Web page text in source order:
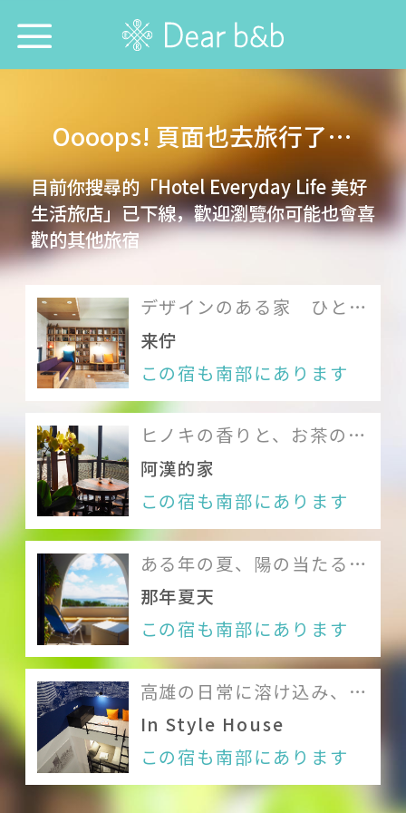
防疫優良店
誰と行きたい？
どこに行きたい？
今週の特集
言語を選ぶ： 中文 English 日本語
Dear b&bについて
メンバー
利用規約
Like us on Facebook
Follow us on Instagram
Oooops! 頁面也去旅行了…
目前你搜尋的「Hotel Everyday Life 美好
生活旅店」已下線，歡迎瀏覽你可能也會喜
歡的其他旅宿
デザインのある家 ひと捻
りが楽しい1棟貸しの宿
来佇
この宿も南部にあります
ヒノキの香りと、お茶の甘
味に酔いしれる場所
阿漢的家
この宿も南部にあります
ある年の夏、陽の当たる海
岸で純白の休日に出会う
那年夏天
この宿も南部にあります
高雄の日常に溶け込み、そ
の生活を肌で感じる
In Style House
この宿も南部にあります